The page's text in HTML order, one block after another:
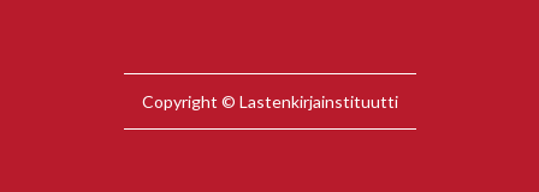
Copyright © Lastenkirjainstituutti